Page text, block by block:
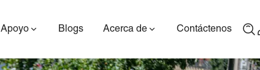
Apoyo Blogs Acerca de Contáctenos